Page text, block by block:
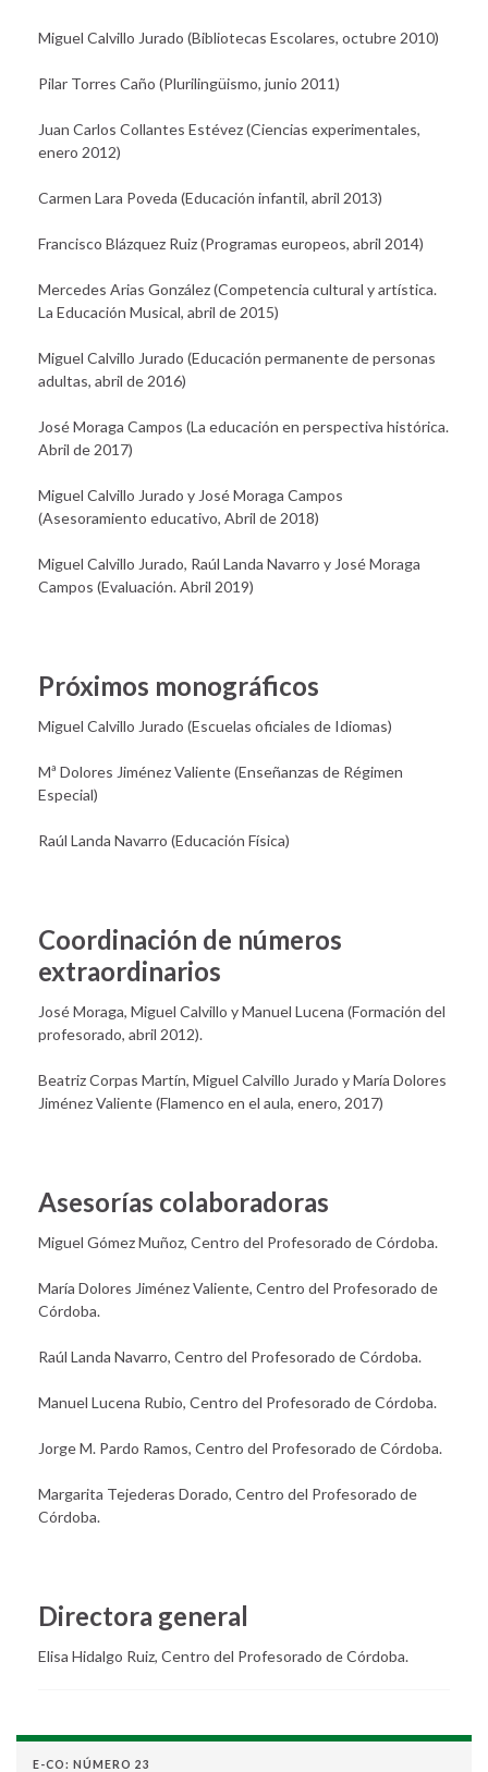
Miguel Calvillo Jurado (Bibliotecas Escolares, octubre 2010)
Pilar Torres Caño (Plurilingüismo, junio 2011)
Juan Carlos Collantes Estévez (Ciencias experimentales,
enero 2012)
Carmen Lara Poveda (Educación infantil, abril 2013)
Francisco Blázquez Ruiz (Programas europeos, abril 2014)
Mercedes Arias González (Competencia cultural y artística.
La Educación Musical, abril de 2015)
Miguel Calvillo Jurado (Educación permanente de personas
adultas, abril de 2016)
José Moraga Campos (La educación en perspectiva histórica.
Abril de 2017)
Miguel Calvillo Jurado y José Moraga Campos
(Asesoramiento educativo, Abril de 2018)
Miguel Calvillo Jurado, Raúl Landa Navarro y José Moraga
Campos (Evaluación. Abril 2019)
Próximos monográficos
Miguel Calvillo Jurado (Escuelas oficiales de Idiomas)
Mª Dolores Jiménez Valiente (Enseñanzas de Régimen
Especial)
Raúl Landa Navarro (Educación Física)
Coordinación de números
extraordinarios
José Moraga, Miguel Calvillo y Manuel Lucena (Formación del
profesorado, abril 2012).
Beatriz Corpas Martín, Miguel Calvillo Jurado y María Dolores
Jiménez Valiente (Flamenco en el aula, enero, 2017)
Asesorías colaboradoras
Miguel Gómez Muñoz, Centro del Profesorado de Córdoba.
María Dolores Jiménez Valiente, Centro del Profesorado de
Córdoba.
Raúl Landa Navarro, Centro del Profesorado de Córdoba.
Manuel Lucena Rubio, Centro del Profesorado de Córdoba.
Jorge M. Pardo Ramos, Centro del Profesorado de Córdoba.
Margarita Tejederas Dorado, Centro del Profesorado de
Córdoba.
Directora general
Elisa Hidalgo Ruiz, Centro del Profesorado de Córdoba.
E-CO: NÚMERO 23